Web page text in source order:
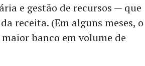
e gestão de recursos — que
receita. (Em alguns meses, o
banco em volume de